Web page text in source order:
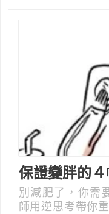
保證變胖的
別減肥了，你需
師用逆思考帶你